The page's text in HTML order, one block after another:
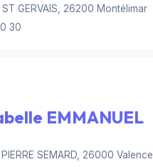
ST GERVAIS, 26200 Montélimar
30
EMMANUEL
SEMARD, 26000 Valence